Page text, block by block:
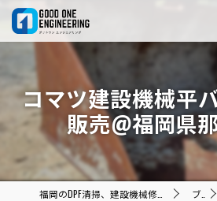
コマツ建設機械平
販売@福岡県
ブログ